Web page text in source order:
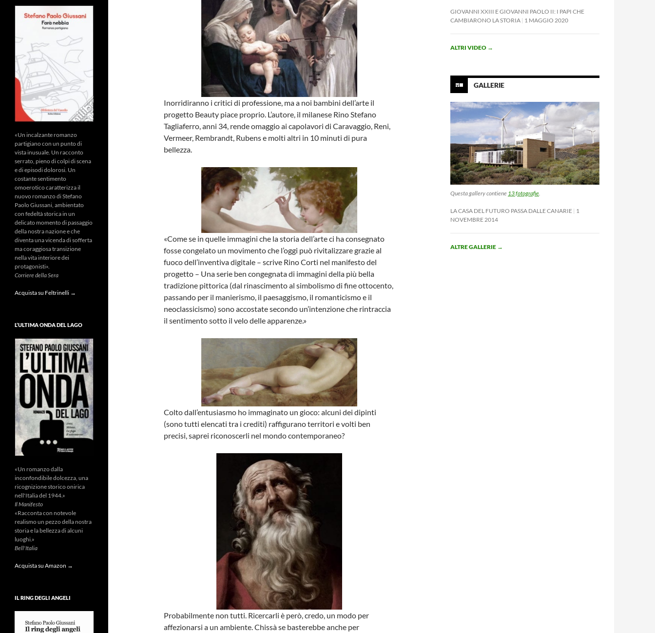
Inorridiranno i critici di professione, ma a noi bambini dell’arte il
progetto Beauty piace proprio. L’autore, il milanese Rino Stefano
Tagliaferro, anni 34, rende omaggio ai capolavori di Caravaggio, Reni,
Vermeer, Rembrandt, Rubens e molti altri in 10 minuti di pura
bellezza.
«Come se in quelle immagini che la storia dell’arte ci ha consegnato
fosse congelato un movimento che l’oggi può rivitalizzare grazie al
fuoco dell’inventiva digitale – scrive Rino Corti nel manifesto del
progetto – Una serie ben congegnata di immagini della più bella
tradizione pittorica (dal rinascimento al simbolismo di fine ottocento,
passando per il manierismo, il paesaggismo, il romanticismo e il
neoclassicismo) sono accostate secondo un’intenzione che rintraccia
il sentimento sotto il velo delle apparenze.»
Colto dall’entusiasmo ho immaginato un gioco: alcuni dei dipinti
(sono tutti elencati tra i crediti) raffigurano territori e volti ben
precisi, saprei riconoscerli nel mondo contemporaneo?
Probabilmente non tutti. Ricercarli è però, credo, un modo per
affezionarsi a un ambiente. Chissà se basterebbe anche per
GIOVANNI XXIII E GIOVANNI PAOLO II: I PAPI CHE
CAMBIARONO LA STORIA 1 MAGGIO 2020
ALTRI VIDEO →
GALLERIE
Questa gallery contiene 13 fotografie.
LA CASA DEL FUTURO PASSA DALLE CANARIE 1
NOVEMBRE 2014
ALTRE GALLERIE →
«Un incalzante romanzo
partigiano con un punto di
vista inusuale. Un racconto
serrato, pieno di colpi di scena
e di episodi dolorosi. Un
costante sentimento
omoerotico caratterizza il
nuovo romanzo di Stefano
Paolo Giussani, ambientato
con fedeltà storica in un
delicato momento di passaggio
della nostra nazione e che
diventa una vicenda di sofferta
ma coraggiosa transizione
nella vita interiore dei
protagonisti».
Corriere della Sera
Acquista su Feltrinelli →
L’ULTIMA ONDA DEL LAGO
«Un romanzo dalla
inconfondibile dolcezza, una
ricognizione storico onirica
nell'Italia del 1944.»
Il Manifesto
«Racconta con notevole
realismo un pezzo della nostra
storia e la bellezza di alcuni
luoghi.»
Bell'Italia
Acquista su Amazon →
IL RING DEGLI ANGELI